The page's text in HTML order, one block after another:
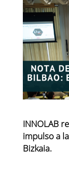
INNOLAB
impulso a
Bizkaia.